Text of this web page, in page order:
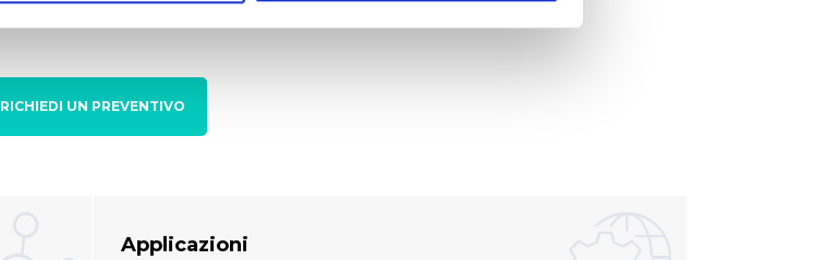
RICHIEDI UN PREVENTIVO
Applicazioni